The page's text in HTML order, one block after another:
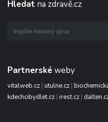
Hledat na zdravě.cz
Partnerské weby
vitalweb.cz | utulne.cz |
kdechcibydlet.cz | irest.cz |